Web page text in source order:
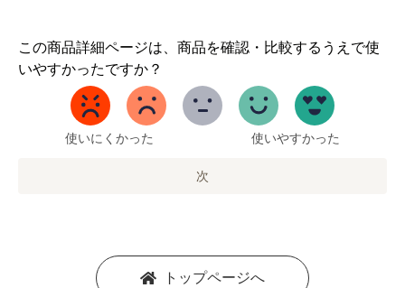
この商品詳細ページは、商品を確認・比較するうえで使
いやすかったですか？
1
か
使いにくかった 使いやすかった
次
トップページへ